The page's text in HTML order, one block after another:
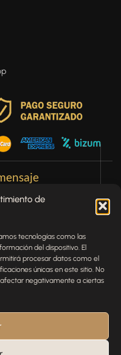
de
tecnologías como las
del dispositivo. El
procesar datos como el
únicas en este sitio. No
negativamente a ciertas
o necesitas ayuda
ayudarte.